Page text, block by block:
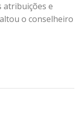
atribuições e
o conselheiro